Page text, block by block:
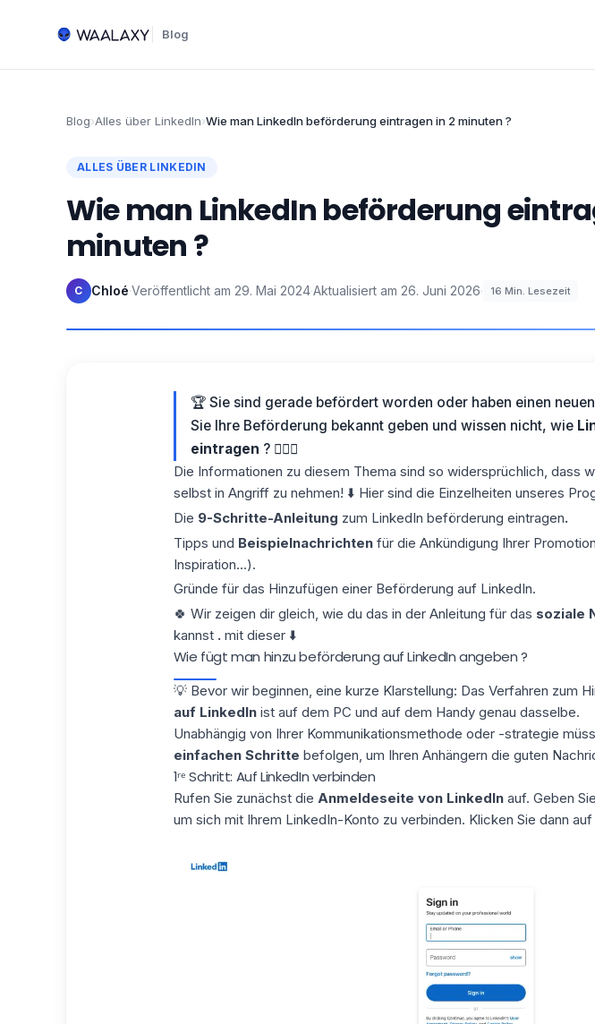
Blog
Blog›Alles über LinkedIn›Wie man LinkedIn beförderung eintragen in 2 minuten ?
ALLES ÜBER LINKEDIN
Wie man LinkedIn beförderung
minuten ?
C Chloé·Veröffentlicht am 29. Mai 2024·Aktualisiert am 26. Juni 2026· 16 Min. Lesezeit
🏆 Sie sind gerade befördert worden oder haben einen
Sie Ihre Beförderung bekannt geben und wissen nicht, wie
eintragen ? 🤦🏻‍♀️
Die Informationen zu diesem Thema sind so widersprüchlich, dass
selbst in Angriff zu nehmen! ⬇️ Hier sind die Einzelheiten unseres
Die 9-Schritte-Anleitung zum LinkedIn beförderung eintragen.
Tipps und Beispielnachrichten für die Ankündigung Ihrer
Inspiration...).
Gründe für das Hinzufügen einer Beförderung auf LinkedIn.
🍀 Wir zeigen dir gleich, wie du das in der Anleitung für das soziale
kannst . mit dieser ⬇️
Wie fügt man hinzu beförderung auf LinkedIn angeben ?
💡 Bevor wir beginnen, eine kurze Klarstellung: Das Verfahren zum
auf LinkedIn ist auf dem PC und auf dem Handy genau dasselbe.
Unabhängig von Ihrer Kommunikationsmethode oder -strategie
einfachen Schritte befolgen, um Ihren Anhängern die guten
1ʳᵉ Schritt: Auf LinkedIn verbinden
Rufen Sie zunächst die Anmeldeseite von LinkedInauf. Geben
um sich mit Ihrem LinkedIn-Konto zu verbinden. Klicken Sie dann